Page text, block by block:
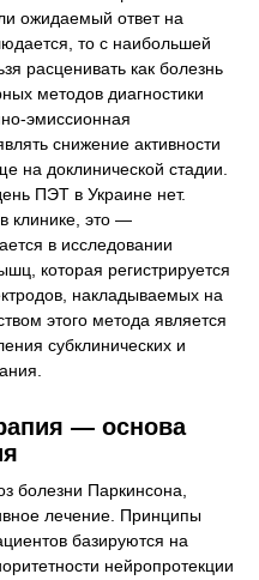
ожидаемый ответ на
то с наибольшей
расценивать как болезнь
методов диагностики
эмиссионная
снижение активности
на доклинической стадии.
ПЭТ в Украине нет.
клинике, это —
в исследовании
которая регистрируется
накладываемых на
этого метода является
субклинических и
— основа
болезни Паркинсона,
лечение. Принципы
базируются на
нейропротекции